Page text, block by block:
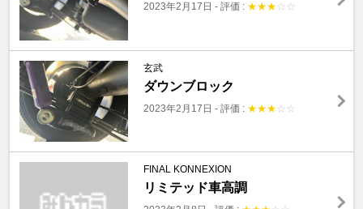
2023年2月17日 - 評価 : ★★★ ☆ ☆
玄武
ダウンブロック
2023年2月17日 - 評価 : ★★★ ☆ ☆
FINAL KONNEXION
リミテッド車高調